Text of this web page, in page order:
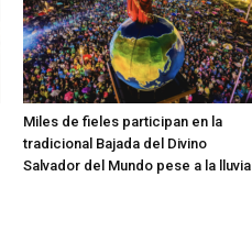
Miles de fieles participan en la
tradicional Bajada del Divino
Salvador del Mundo pese a la lluvia